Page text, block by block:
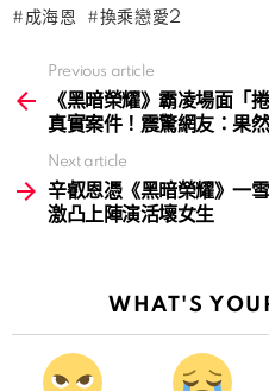
成海恩 換乘戀愛2
more
Previous article
《黑暗榮耀》霸凌場面「
真實案件！震驚網友：果
Next article
辛叡恩憑《黑暗榮耀》一
激凸上陣演活壞女生
WHAT'S